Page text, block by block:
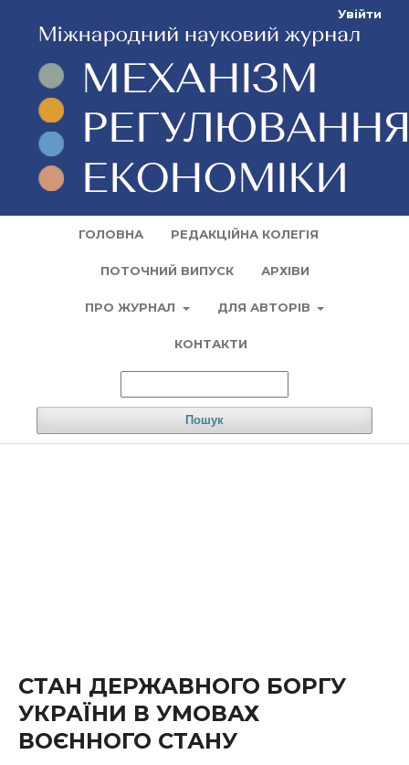
ГОЛОВНА РЕДАКЦІЙНА КОЛЕГІЯ
ПОТОЧНИЙ ВИПУСК АРХІВИ
ПРО ЖУРНАЛ ДЛЯ АВТОРІВ
КОНТАКТИ
Пошук
Увійти
СТАН ДЕРЖАВНОГО БОРГУ
УКРАЇНИ В УМОВАХ
ВОЄННОГО СТАНУ